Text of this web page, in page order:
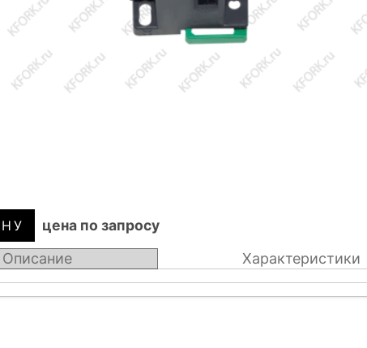
цена по запросу
Описание
Характеристики